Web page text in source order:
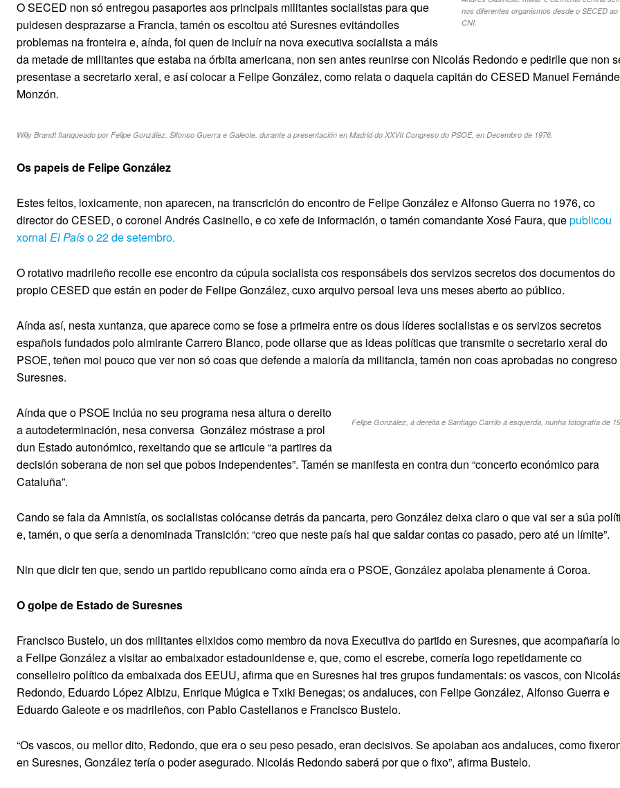
nos diferentes organismos desde o SECED ao
CNI.
O SECED non só entregou pasaportes aos principais militantes socialistas para que
puidesen desprazarse a Francia, tamén os escoltou até Suresnes evitándolles
problemas na fronteira e, aínda, foi quen de incluír na nova executiva socialista a máis
da metade de militantes que estaba na órbita americana, non sen antes reunirse con Nicolás Redondo e pedirlle que non
presentase a secretario xeral, e así colocar a Felipe González, como relata o daquela capitán do CESED Manuel
Monzón.
Willy Brandt flanqueado por Felipe González, Slfonso Guerra e Galeote, durante a presentación en Madrid do XXVII Congreso do PSOE, en Decembro de 1976.
Os papeis de Felipe González
Estes feitos, loxicamente, non aparecen, na transcrición do encontro de Felipe González e Alfonso Guerra no 1976, co
director do CESED, o coronel Andrés Casinello, e co xefe de información, o tamén comandante Xosé Faura, quepublicou
xornal El Paíso 22 de setembro.
O rotativo madrileño recolle ese encontro da cúpula socialista cos responsábeis dos servizos secretos dos documentos do
propio CESED que están en poder de Felipe González, cuxo arquivo persoal leva uns meses aberto ao público.
Aínda así, nesta xuntanza, que aparece como se fose a primeira entre os dous líderes socialistas e os servizos secretos
españois fundados polo almirante Carrero Blanco, pode ollarse que as ideas políticas que transmite o secretario xeral do
PSOE, teñen moi pouco que ver non só coas que defende a maioría da militancia, tamén non coas aprobadas no
Suresnes.
Felipe González, á dereita e Santiago Carrilo á esquerda, nunha fotografía de
Aínda que o PSOE inclúa no seu programa nesa altura o dereito
a autodeterminación, nesa conversa González móstrase a prol
dun Estado autonómico, rexeitando que se articule “a partires da
decisión soberana de non sei que pobos independentes”. Tamén se manifesta en contra dun “concerto económico para
Cataluña”.
Cando se fala da Amnistía, os socialistas colócanse detrás da pancarta, pero González deixa claro o que vai ser a súa
e, tamén, o que sería a denominada Transición: “creo que neste país hai que saldar contas co pasado, pero até un límite”.
Nin que dicir ten que, sendo un partido republicano como aínda era o PSOE, González apoiaba plenamente á Coroa.
O golpe de Estado de Suresnes
Francisco Bustelo, un dos militantes elixidos como membro da nova Executiva do partido en Suresnes, que acompañaría
a Felipe González a visitar ao embaixador estadounidense e, que, como el escrebe, comería logo repetidamente co
conselleiro político da embaixada dos EEUU, afirma que en Suresnes hai tres grupos fundamentais: os vascos, con
Redondo, Eduardo López Albizu, Enrique Múgica e Txiki Benegas; os andaluces, con Felipe González, Alfonso Guerra e
Eduardo Galeote e os madrileños, con Pablo Castellanos e Francisco Bustelo.
“Os vascos, ou mellor dito, Redondo, que era o seu peso pesado, eran decisivos. Se apoiaban aos andaluces, como
en Suresnes, González tería o poder asegurado. Nicolás Redondo saberá por que o fixo”, afirma Bustelo.